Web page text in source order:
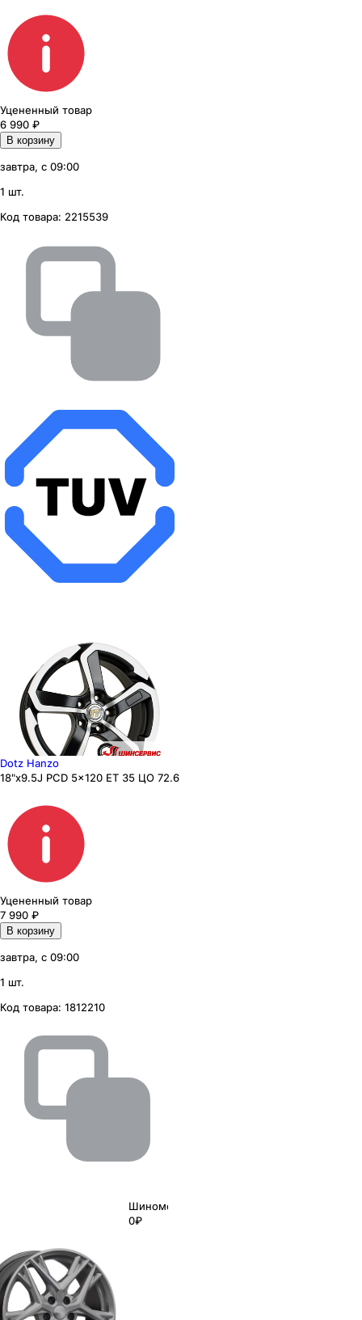
Уцененный товар
6 990 ₽
В корзину
завтра, с 09:00
1 шт.
Код товара: 2215539
Dotz Hanzo
18"x9.5J PCD 5x120 ЕТ 35 ЦО 72.6
Уцененный товар
7 990 ₽
В корзину
завтра, с 09:00
1 шт.
Код товара: 1812210
Шиномонтаж
0₽